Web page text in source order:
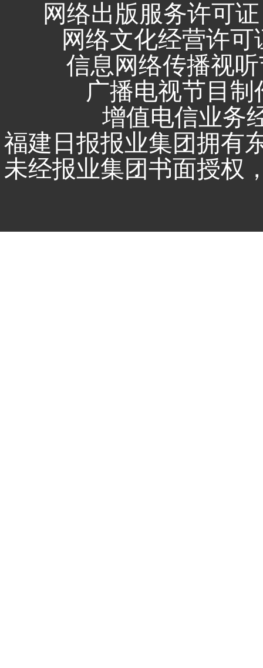
网络出版服务许可
网络文化经营许可
信息网络传播视
广播电视节目
增值电信业务
福建日报报业集团拥有
未经报业集团书面授权